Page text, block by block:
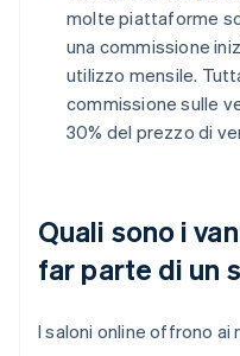
molte piattaforme
una commissione
utilizzo mensile.
commissione sulle
30% del prezzo di
Quali sono i
far parte di un
I saloni online offrono